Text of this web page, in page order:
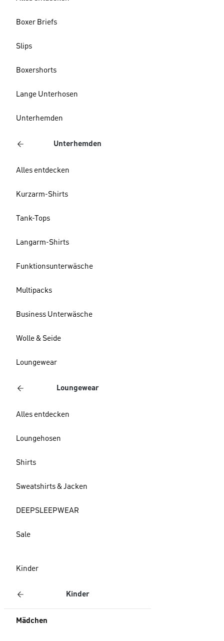
Boxer Briefs
Slips
Boxershorts
Lange Unterhosen
Unterhemden
Unterhemden
Alles entdecken
Kurzarm-Shirts
Tank-Tops
Langarm-Shirts
Funktionsunterwäsche
Multipacks
Business Unterwäsche
Wolle & Seide
Loungewear
Loungewear
Alles entdecken
Loungehosen
Shirts
Sweatshirts & Jacken
DEEPSLEEPWEAR
Sale
Kinder
Kinder
Mädchen